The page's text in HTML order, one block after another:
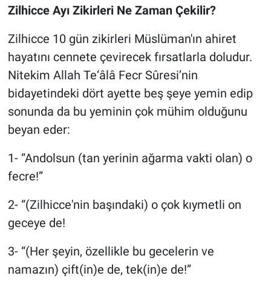
Zilhicce Ayı Zikirleri Ne Zaman Çekilir?
Zilhicce 10 gün zikirleri Müslüman'ın ahiret
hayatını cennete çevirecek fırsatlarla doludur.
Nitekim Allah Te‘âlâ Fecr Sûresi’nin
bidayetindeki dört ayette beş şeye yemin edip
sonunda da bu yeminin çok mühim olduğunu
beyan eder:
1- “Andolsun (tan yerinin ağarma vakti olan) o
fecre!”
2- “(Zilhicce'nin başındaki) o çok kıymetli on
geceye de!
3- “(Her şeyin, özellikle bu gecelerin ve
namazın) çift(in)e de, tek(in)e de!”